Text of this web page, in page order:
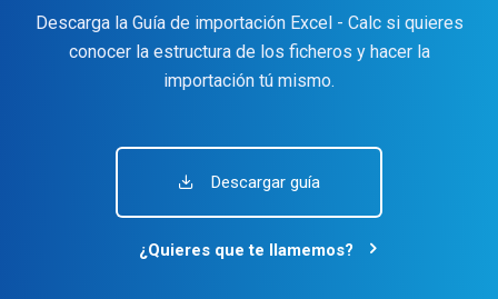
Descarga la Guía de importación Excel - Calc si quieres
conocer la estructura de los ficheros y hacer la
importación tú mismo.
Descargar guía
¿Quieres que te llamemos?